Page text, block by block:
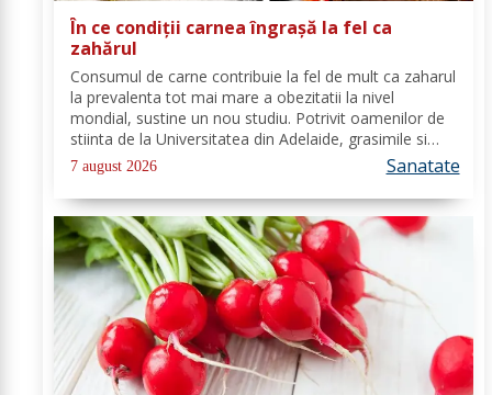
În ce condiții carnea îngrașă la fel ca
zahărul
Consumul de carne contribuie la fel de mult ca zaharul
la prevalenta tot mai mare a obezitatii la nivel
mondial, sustine un nou studiu. Potrivit oamenilor de
stiinta de la Universitatea din Adelaide, grasimile si
carbohidratii ne pot oferi suficienta energie pentru a
satisface cererile...
7 august 2026 Sanatate